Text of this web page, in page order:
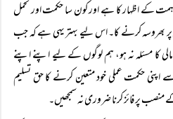
کے اظہار کا ہے اور کون سا حکمت اور تحمل
پر بھروسہ کرنے کا۔ اس لیے بہتر یہی ہے کہ جب
کا مسئلہ نہ ہو، ہم لوگوں کے لیے اپنے اپنے
اپنی حکمت عملی خود متعین کرنے کا حق تسلیم
منصب پر فائز کرنا ضروری نہ سمجھیں۔